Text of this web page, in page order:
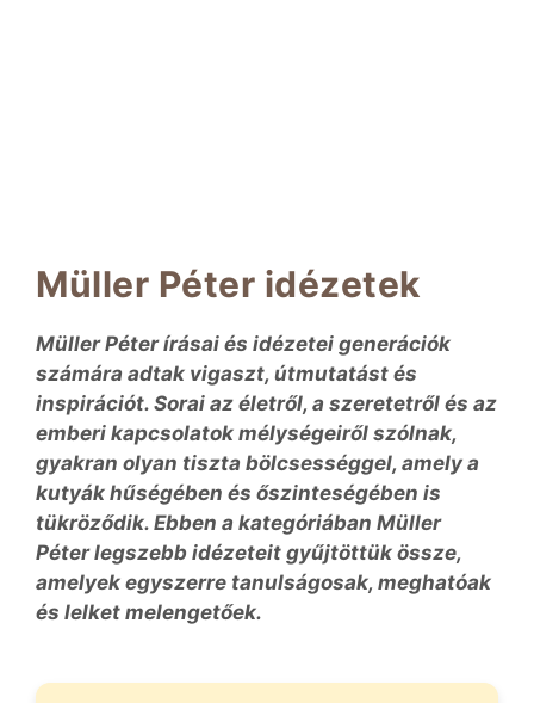
Müller Péter idézetek
Müller Péter írásai és idézetei generációk
számára adtak vigaszt, útmutatást és
inspirációt. Sorai az életről, a szeretetről és az
emberi kapcsolatok mélységeiről szólnak,
gyakran olyan tiszta bölcsességgel, amely a
kutyák hűségében és őszinteségében is
tükröződik. Ebben a kategóriában Müller
Péter legszebb idézeteit gyűjtöttük össze,
amelyek egyszerre tanulságosak, meghatóak
és lelket melengetőek.